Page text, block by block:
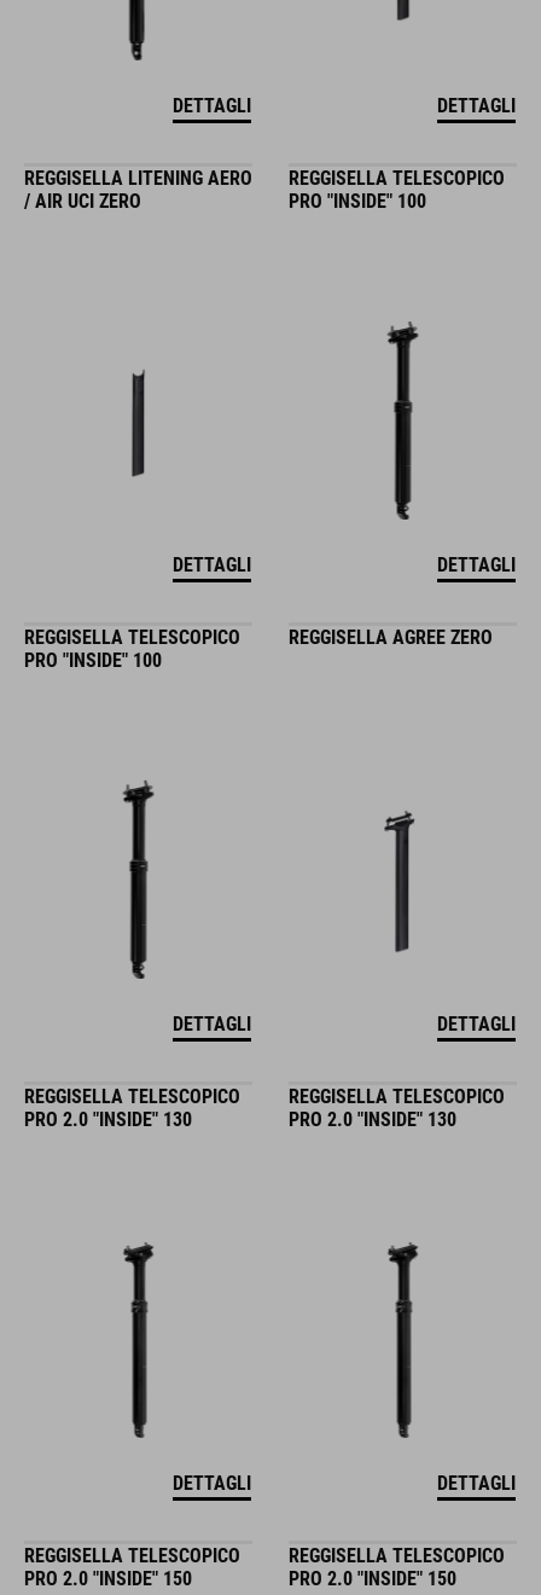
DETTAGLI DETTAGLI
REGGISELLA LITENING AERO
/ AIR UCI ZERO
DETTAGLI
REGGISELLA TELESCOPICO
PRO "INSIDE" 100
DETTAGLI
REGGISELLA TELESCOPICO
PRO "INSIDE" 100
DETTAGLI
REGGISELLA AGREE ZERO
DETTAGLI
REGGISELLA TELESCOPICO
PRO 2.0 "INSIDE" 130
DETTAGLI
REGGISELLA TELESCOPICO
PRO 2.0 "INSIDE" 130
DETTAGLI
REGGISELLA TELESCOPICO
PRO 2.0 "INSIDE" 150
REGGISELLA TELESCOPICO
PRO 2.0 "INSIDE" 150